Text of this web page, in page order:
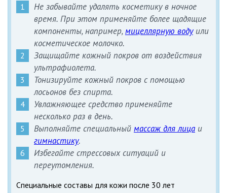
Не забывайте удалять косметику в ночное
время. При этом применяйте более щадящие
компоненты, например,мицеллярную водуили
косметическое молочко.
Защищайте кожный покров от воздействия
ультрафиолета.
Тонизируйте кожный покров с помощью
лосьонов без спирта.
Увлажняющее средство применяйте
несколько раз в день.
Выполняйте специальный массаж для лица и
гимнастику.
Избегайте стрессовых ситуаций и
переутомления.
Специальные составы для кожи после 30 лет